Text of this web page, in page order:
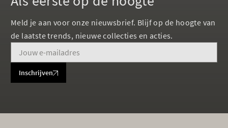
Meld je aan voor onze nieuwsbrief. Blijf op de hoogte van
de laatste trends, nieuwe collecties en acties.
Inschrijven